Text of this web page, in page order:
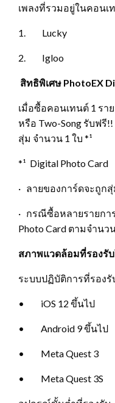
เพลงที่รวมอยู่ในคอนเ
1. Lucky
2. Igloo
สิทธิพิเศษ PhotoEX
เมื่อซื้อคอนเทนต์ 1 รา
หรือ Two-Song รับฟรี!!
สุ่ม จำนวน 1 ใบ *¹
*¹ Digital Photo Card
· ลายของการ์ดจะถูก
· กรณีซื้อหลายรายกา
Photo Card ตามจำน
สภาพแวดล้อมที่รองรั
ระบบปฏิบัติการที่รองรั
• iOS 12 ขึ้นไป
• Android 9 ขึ้นไป
• Meta Quest 3
• Meta Quest 3S